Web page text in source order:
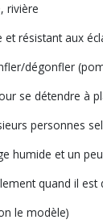
rivière
et résistant aux
dégonfler
se détendre à
personnes
humide et un
quand il est
le modèle)